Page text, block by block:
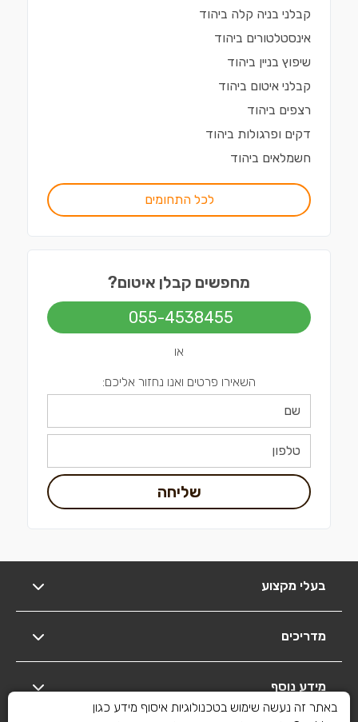
קבלני בניה קלה ביהוד
אינסטלטורים ביהוד
שיפוץ בניין ביהוד
קבלני איטום ביהוד
רצפים ביהוד
דקים ופרגולות ביהוד
חשמלאים ביהוד
לכל התחומים
מחפשים קבלן איטום?
055-4538455
או
השאירו פרטים ואנו נחזור אליכם:
שליחה
בעלי מקצוע
מדריכים
מידע נוסף
באתר זה נעשה שימוש בטכנולוגיות איסוף מידע כגון